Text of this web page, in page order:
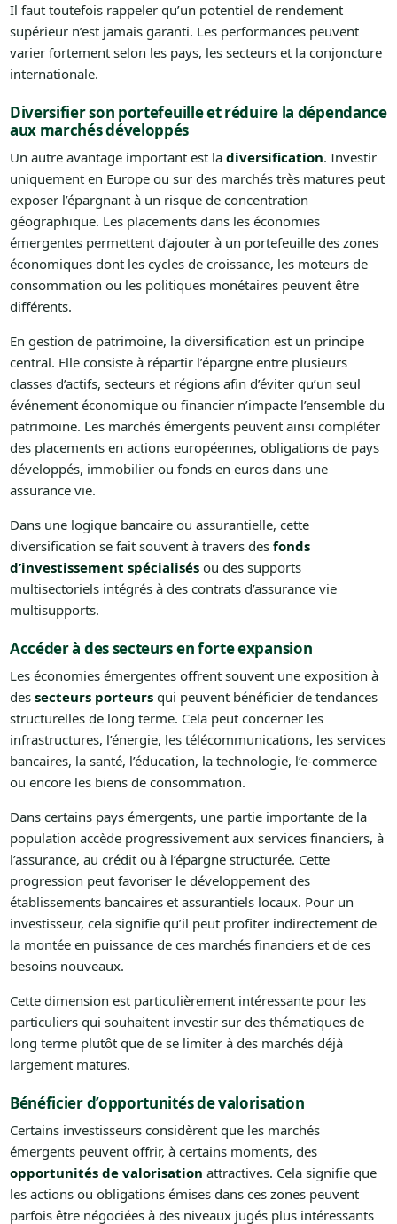
Il faut toutefois rappeler qu’un potentiel de rendement
supérieur n’est jamais garanti. Les performances peuvent
varier fortement selon les pays, les secteurs et la conjoncture
internationale.
Diversifier son portefeuille et réduire la dépendance
aux marchés développés
Un autre avantage important est la diversification. Investir
uniquement en Europe ou sur des marchés très matures peut
exposer l’épargnant à un risque de concentration
géographique. Les placements dans les économies
émergentes permettent d’ajouter à un portefeuille des zones
économiques dont les cycles de croissance, les moteurs de
consommation ou les politiques monétaires peuvent être
différents.
En gestion de patrimoine, la diversification est un principe
central. Elle consiste à répartir l’épargne entre plusieurs
classes d’actifs, secteurs et régions afin d’éviter qu’un seul
événement économique ou financier n’impacte l’ensemble du
patrimoine. Les marchés émergents peuvent ainsi compléter
des placements en actions européennes, obligations de pays
développés, immobilier ou fonds en euros dans une
assurance vie.
Dans une logique bancaire ou assurantielle, cette
diversification se fait souvent à travers des fonds
d’investissement spécialisésou des supports
multisectoriels intégrés à des contrats d’assurance vie
multisupports.
Accéder à des secteurs en forte expansion
Les économies émergentes offrent souvent une exposition à
des secteurs porteursqui peuvent bénéficier de tendances
structurelles de long terme. Cela peut concerner les
infrastructures, l’énergie, les télécommunications, les services
bancaires, la santé, l’éducation, la technologie, l’e-commerce
ou encore les biens de consommation.
Dans certains pays émergents, une partie importante de la
population accède progressivement aux services financiers, à
l’assurance, au crédit ou à l’épargne structurée. Cette
progression peut favoriser le développement des
établissements bancaires et assurantiels locaux. Pour un
investisseur, cela signifie qu’il peut profiter indirectement de
la montée en puissance de ces marchés financiers et de ces
besoins nouveaux.
Cette dimension est particulièrement intéressante pour les
particuliers qui souhaitent investir sur des thématiques de
long terme plutôt que de se limiter à des marchés déjà
largement matures.
Bénéficier d’opportunités de valorisation
Certains investisseurs considèrent que les marchés
émergents peuvent offrir, à certains moments, des
opportunités de valorisation attractives. Cela signifie que
les actions ou obligations émises dans ces zones peuvent
parfois être négociées à des niveaux jugés plus intéressants